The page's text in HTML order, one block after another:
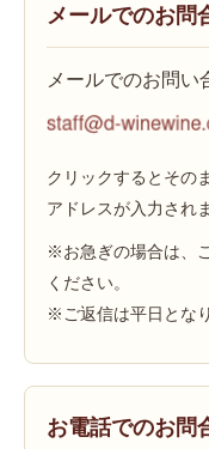
メールでのお問
メールでのお問い
クリックするとその
アドレスが入力され
※お急ぎの場合は、
ください。
※ご返信は平日とな
お電話でのお問